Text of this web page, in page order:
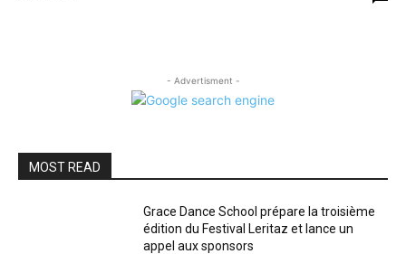
- Advertisment -
MOST READ
Grace Dance School prépare la troisième
édition du Festival Leritaz et lance un
appel aux sponsors